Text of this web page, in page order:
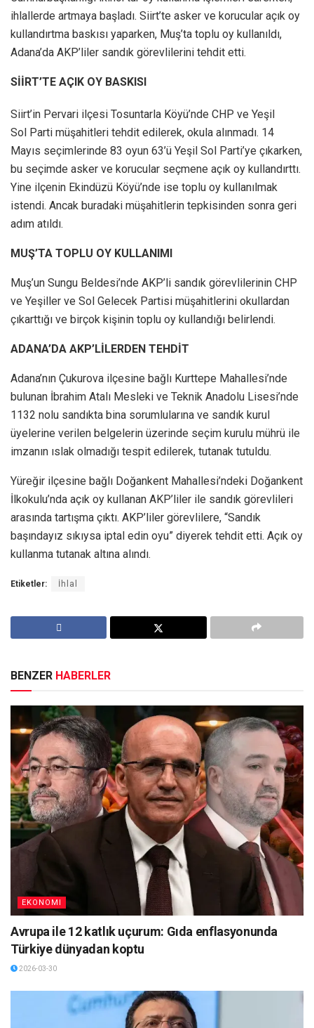
ihlallerde artmaya başladı. Siirt’te asker ve korucular açık oy
kullandırtma baskısı yaparken, Muş’ta toplu oy kullanıldı,
Adana’da AKP’liler sandık görevlilerini tehdit etti.
SİİRT’TE AÇIK OY BASKISI
Siirt’in Pervari ilçesi Tosuntarla Köyü’nde CHP ve Yeşil
Sol Parti müşahitleri tehdit edilerek, okula alınmadı. 14
Mayıs seçimlerinde 83 oyun 63’ü Yeşil Sol Parti’ye çıkarken,
bu seçimde asker ve korucular seçmene açık oy kullandırttı.
Yine ilçenin Ekindüzü Köyü’nde ise toplu oy kullanılmak
istendi. Ancak buradaki müşahitlerin tepkisinden sonra geri
adım atıldı.
MUŞ’TA TOPLU OY KULLANIMI
Muş’un Sungu Beldesi’nde AKP’li sandık görevlilerinin CHP
ve Yeşiller ve Sol Gelecek Partisi müşahitlerini okullardan
çıkarttığı ve birçok kişinin toplu oy kullandığı belirlendi.
ADANA’DA AKP’LİLERDEN TEHDİT
Adana’nın Çukurova ilçesine bağlı Kurttepe Mahallesi’nde
bulunan İbrahim Atalı Mesleki ve Teknik Anadolu Lisesi’nde
1132 nolu sandıkta bina sorumlularına ve sandık kurul
üyelerine verilen belgelerin üzerinde seçim kurulu mührü ile
imzanın ıslak olmadığı tespit edilerek, tutanak tutuldu.
Yüreğir ilçesine bağlı Doğankent Mahallesi’ndeki Doğankent
İlkokulu’nda açık oy kullanan AKP’liler ile sandık görevlileri
arasında tartışma çıktı. AKP’liler görevlilere, “Sandık
başındayız sıkıysa iptal edin oyu” diyerek tehdit etti. Açık oy
kullanma tutanak altına alındı.
Etiketler: İhlal
BENZER HABERLER
EKONOMI
Avrupa ile 12 katlık uçurum: Gıda enflasyonunda
Türkiye dünyadan koptu
2026-03-30